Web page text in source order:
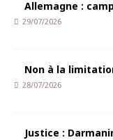
Allemagne :
29/07/2026
Non à la
28/07/2026
Justice :